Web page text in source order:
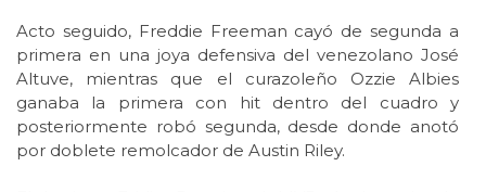
Acto seguido, Freddie Freeman cayó de segunda a
primera en una joya defensiva del venezolano José
Altuve, mientras que el curazoleño Ozzie Albies
ganaba la primera con hit dentro del cuadro y
posteriormente robó segunda, desde donde anotó
por doblete remolcador de Austin Riley.